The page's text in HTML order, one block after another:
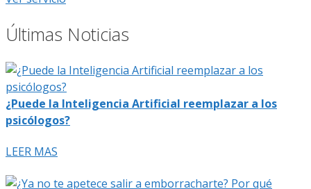
Últimas Noticias
¿Puede la Inteligencia Artificial reemplazar a los
psicólogos?
LEER MAS